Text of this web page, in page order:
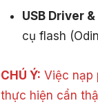
USB Driver
cụ flash
CHÚ Ý: Việc nạp
thực hiện cẩn